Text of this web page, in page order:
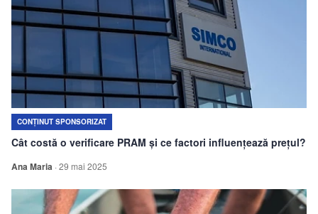
CONȚINUT SPONSORIZAT
Cât costă o verificare PRAM și ce factori influențează prețul?
Ana Maria · 29 mai 2025